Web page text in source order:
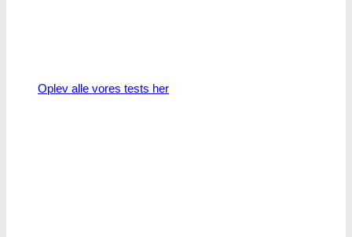
Oplev alle vores tests her